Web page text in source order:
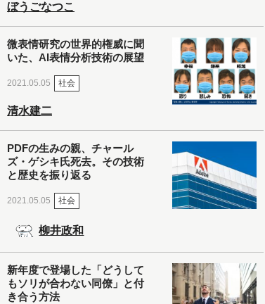
ぼうごなつこ
微表情研究の世界的権威に聞
いた、AI表情分析技術の展望
2021.05.05 社会
清水建二
PDFの生みの親、チャール
ズ・ゲシキ氏死去。その技術
と歴史を振り返る
2021.05.05 社会
柳井政和
新年度で登場した「どうして
もソリが合わない同僚」と付
き合う方法